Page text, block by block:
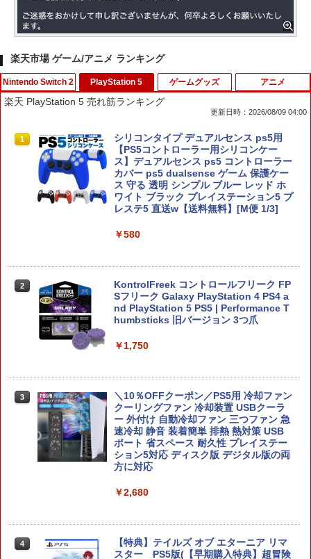
楽天市場 ゲーム/アニメ ランキング
Nintendo Switch 2
1
【7週連続1位】inklink公式 Switch / Sw
itch2 コントローラー 最新モデル 最新フ
ァームウェア プロコン プロコン2 プロコ
ントローラー スイッチ2 スイッチ Switc
h コントローラー ワイヤレスコントロー
ラー 連射機能 ワイヤレス switch2コン
トローラ Switch2コントローラー
￥2,960
2 Switch2用 温度モニターファン
￥3,224
【お買い物マラソン期間限定♪最大30％O
FF】【tomtoc公式店】 Switch 2対応 ハ
ードケース FancyCase-G05 Nintendo
2025年 スイッチ2モデル用 スリムケース
持ち運び キャリングケース 耐衝撃 薄型
ハードポーチ ゲームカード12枚収納 ア
クセサリーポーチ
【顧客満足度98.3%】 Switch2 ケース
大容量 Switch2/Switch通常モデル/Swit
ch lite/Switch 有機ELモテルに対応 収納
PlayStation 5
楽天 PlayStation 5 売れ筋ランキング
更新日時：2026/08/09 04:00
1
シリコンタイプ デュアルセンス ps5用
【PS5コントローラー用シリコンケー
ス】デュアルセンス ps5 コントローラー
カバー ps5 dualsense ゲーム 保護ケー
ス 守る 透明 シンプル ブルー レッド ホ
ワイト ブラック プレイステーション5 プ
レステ5 直送w【送料無料】[M便 1/3]
￥580
2
KontrolFreek コントロールフリーク FP
Sフリーク Galaxy PlayStation 4 PS4 a
nd PlayStation 5 PS5 | Performance T
humbsticks 旧バージョン 3つ爪
￥1,750
3
＼10％OFFクーポン／PS5用 冷却ファン
クーリングファン 冷却装置 USBクーラ
ー 外付け 自動冷却ファン 三つファン 急
速冷却 静音 装着簡単 排熱 熱対策 USB
ポート 省スペース 耐久性 プレイステー
ション5対応 ディスク版 デジタル版の両
方に対応
￥2,680
4
【特典】テイルズ オブ エターニア リマ
スター PS5版(【早期購入特典】超冒険
ゲームグッズ アニメ